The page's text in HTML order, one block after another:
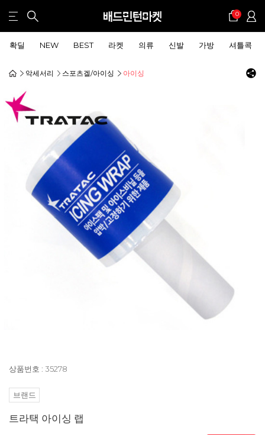
0
확딜 NEW BEST 라켓 의류 신발 가방 셔틀콕
악세서리 스포츠겔/아이싱 아이싱
상품번호 : 35278
브랜드
트라택 아이싱 랩